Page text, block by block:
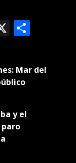
X
Mar del
y el